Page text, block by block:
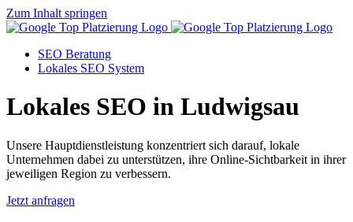
Zum Inhalt springen
SEO Beratung
Lokales SEO System
Lokales SEO in Ludwigsau
Unsere Hauptdienstleistung konzentriert sich darauf, lokale
Unternehmen dabei zu unterstützen, ihre Online-Sichtbarkeit in ihrer
jeweiligen Region zu verbessern.
Jetzt anfragen